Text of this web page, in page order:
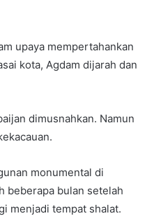
upaya mempertahankan
kota, Agdam dijarah dan
dimusnahkan. Namun
monumental di
beberapa bulan setelah
menjadi tempat shalat.